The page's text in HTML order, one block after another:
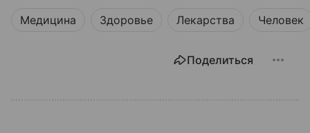
Медицина Здоровье Лекарства Человек
Поделиться